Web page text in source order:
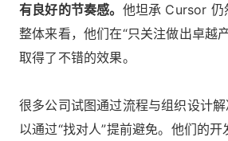
有良好的节奏感。 他坦承 Cursor 仍
整体来看，他们在“只关注做出卓越
取得了不错的效果。
很多公司试图通过流程与组织设计
以通过“找对人”提前避免。他们的开